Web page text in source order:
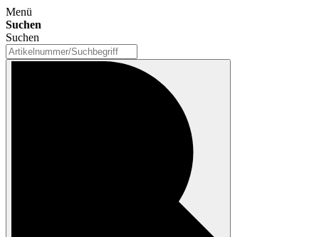
Menü
Suchen
Suchen